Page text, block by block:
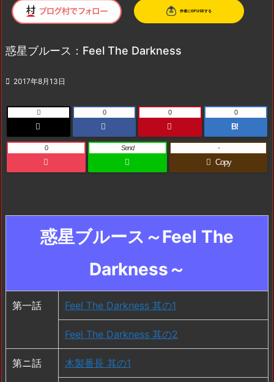
惑星ブルース：Feel The Darkness
 2017年8月13日
 0 0
B!
0
0 Send
Copy
-
惑星ブルース～Feel The
Darkness～
第一話 Feel The Darkness 其の1
Feel The Darkness 其の2
第ニ話 木製番長 其の1